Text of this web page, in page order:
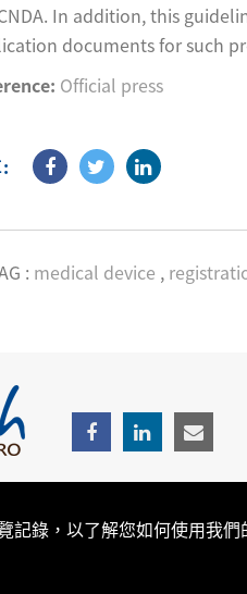
In addition, this
documents for such
Official press
: medical device ,
記錄，以了解您如何使用我